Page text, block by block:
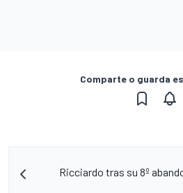
Comparte o guarda
Ricciardo tras su 8º